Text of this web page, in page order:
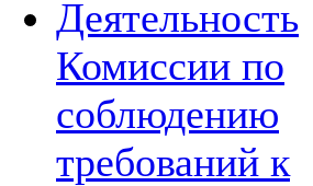
Деятельность
Комиссии по
соблюдению
требований к